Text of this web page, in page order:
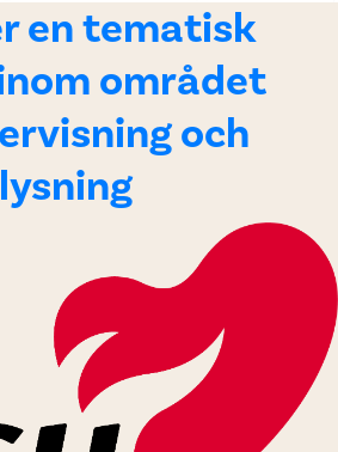
en tematisk
området
och